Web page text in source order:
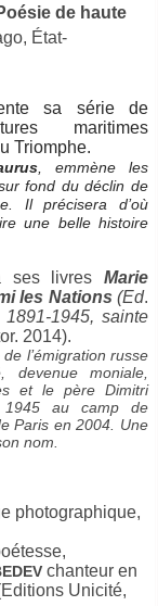
de haute
État-
sa série de
maritimes
Triomphe.
, emmène les
fond du déclin de
Il précisera d’où
une belle histoire
ses livresMarie
les Nations (Ed.
1891-1945, sainte
2014).
l’émigration russe
devenue moniale,
et le père Dimitri
1945 au camp de
Paris en 2004. Une
nom.
photographique,
chanteur en
Unicité,